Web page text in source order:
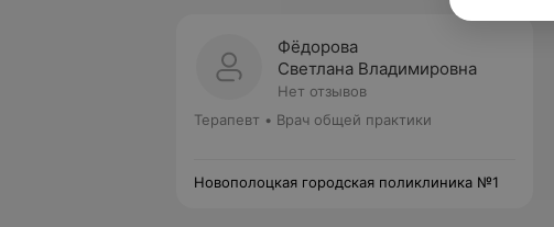
Фёдорова
Светлана Владимировна
Нет отзывов
Терапевт • Врач общей практики
Новополоцкая городская поликлиника №1